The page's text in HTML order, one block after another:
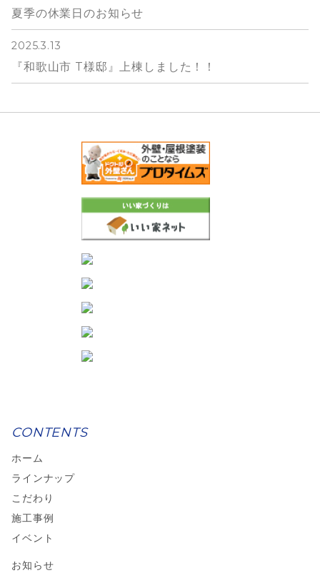
夏季の休業日のお知らせ
2025.3.13
『和歌山市 T様邸』上棟しました！！
CONTENTS
ホーム
ラインナップ
こだわり
施工事例
イベント
お知らせ